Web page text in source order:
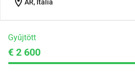
AR, Italia
Gyűjtött
€ 2 600